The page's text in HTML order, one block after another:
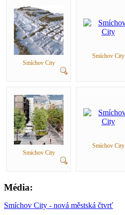
Smíchov City
Smíchov City
Smíchov City
Smíchov City
Média:
Smíchov City - nová městská čtvrť